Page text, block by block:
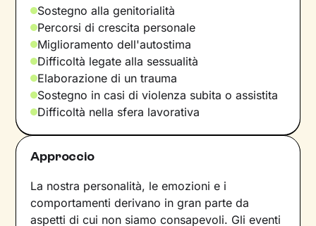
Sostegno alla genitorialità
Percorsi di crescita personale
Miglioramento dell'autostima
Difficoltà legate alla sessualità
Elaborazione di un trauma
Sostegno in casi di violenza subita o assistita
Difficoltà nella sfera lavorativa
Approccio
La nostra personalità, le emozioni e i
comportamenti derivano in gran parte da
aspetti di cui non siamo consapevoli. Gli eventi